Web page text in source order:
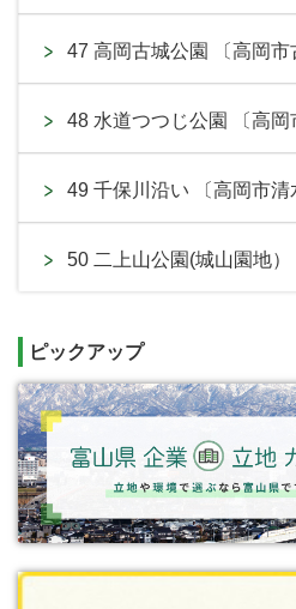
47 高岡古城公園 〔高岡市
48 水道つつじ公園 〔高岡
49 千保川沿い 〔高岡市清
50 二上山公園(城山園地）
ピックアップ